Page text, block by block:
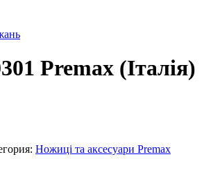
Premax (Італія)
Ножиці та аксесуари Premax